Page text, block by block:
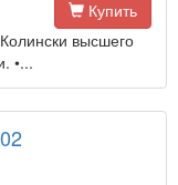
Купить
высшего
•...